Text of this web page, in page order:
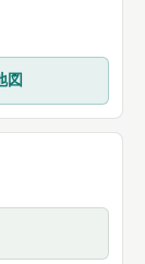
ケルームでト
図